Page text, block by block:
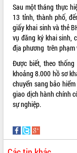
Loading the player...
Khám bệnh, cấp phát
và tặng quà người dân xã
Hội nghị UBND tỉnh Đắk
tháng 7/2026
Lễ truy tặng danh hiệu
Nam Anh hùng” và trao
Lao động
vụ 6 tháng cuối năm 2026
Kỳ họp thứ Hai, Hội đồng
tỉnh khóa XI quyết nghị
Sau một tháng thực
13 tỉnh, thành phố,
giấy khai sinh và thẻ
vụ đăng ký khai sinh,
địa phương trên phạm
Được biết, theo
khoảng 8.000 hồ sơ
chuyển sang bảo
giao dịch hành chính
sự nghiệp.